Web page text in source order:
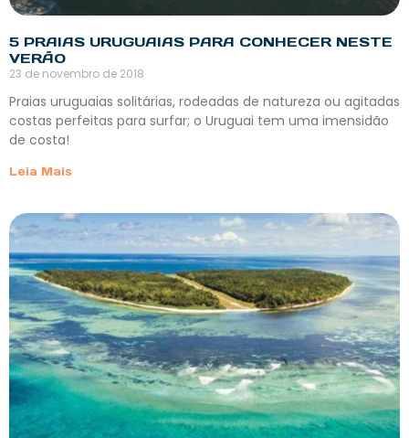
5 PRAIAS URUGUAIAS PARA CONHECER NESTE
VERÃO
23 de novembro de 2018
Praias uruguaias solitárias, rodeadas de natureza ou agitadas
costas perfeitas para surfar; o Uruguai tem uma imensidão
de costa!
Leia Mais